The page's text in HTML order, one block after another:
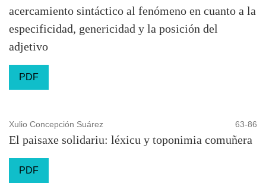
acercamiento sintáctico al fenómeno en cuanto a la
especificidad, genericidad y la posición del
adjetivo
PDF
Xulio Concepción Suárez 63-86
El paisaxe solidariu: léxicu y toponimia comuñera
PDF